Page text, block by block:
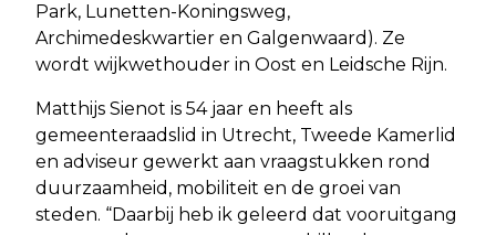
Park, Lunetten-Koningsweg,
Archimedeskwartier en Galgenwaard). Ze
wordt wijkwethouder in Oost en Leidsche Rijn.
Matthijs Sienot is 54 jaar en heeft als
gemeenteraadslid in Utrecht, Tweede Kamerlid
en adviseur gewerkt aan vraagstukken rond
duurzaamheid, mobiliteit en de groei van
steden. “Daarbij heb ik geleerd dat vooruitgang